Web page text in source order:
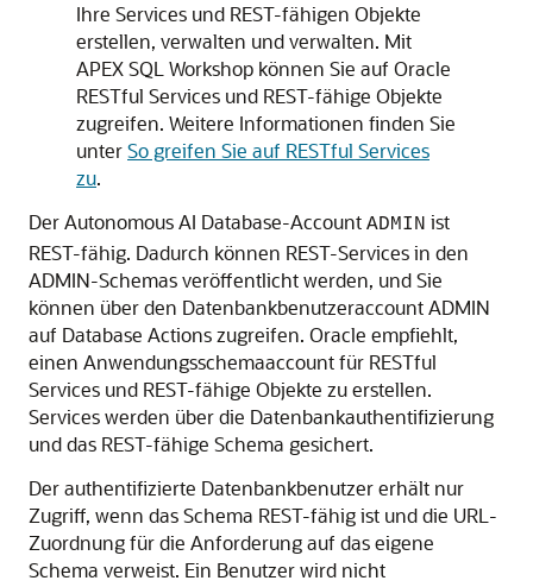
Ihre Services und REST-fähigen Objekte
erstellen, verwalten und verwalten. Mit
APEX SQL Workshop können Sie auf Oracle
RESTful Services und REST-fähige Objekte
zugreifen. Weitere Informationen finden Sie
unterSo greifen Sie auf RESTful Services
zu.
Der Autonomous AI Database-Account ADMIN ist
REST-fähig. Dadurch können REST-Services in den
ADMIN-Schemas veröffentlicht werden, und Sie
können über den Datenbankbenutzeraccount ADMIN
auf Database Actions zugreifen. Oracle empfiehlt,
einen Anwendungsschemaaccount für RESTful
Services und REST-fähige Objekte zu erstellen.
Services werden über die Datenbankauthentifizierung
und das REST-fähige Schema gesichert.
Der authentifizierte Datenbankbenutzer erhält nur
Zugriff, wenn das Schema REST-fähig ist und die URL-
Zuordnung für die Anforderung auf das eigene
Schema verweist. Ein Benutzer wird nicht